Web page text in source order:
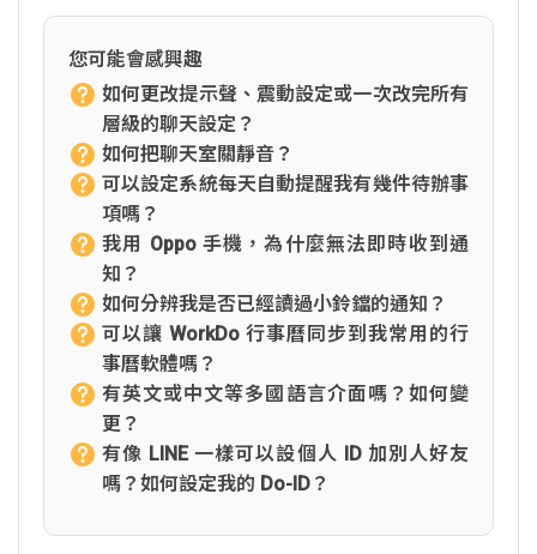
您可能會感興趣
如何更改提示聲、震動設定或一次改完所有
層級的聊天設定？
如何把聊天室關靜音？
可以設定系統每天自動提醒我有幾件待辦事
項嗎？
我用 Oppo 手機，為什麼無法即時收到通
知？
如何分辨我是否已經讀過小鈴鐺的通知？
可以讓 WorkDo 行事曆同步到我常用的行
事曆軟體嗎？
有英文或中文等多國語言介面嗎？如何變
更？
有像 LINE 一樣可以設個人 ID 加別人好友
嗎？如何設定我的 Do-ID？